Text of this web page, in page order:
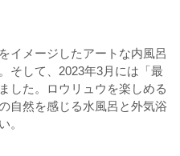
イメージしたアートな内風呂
そして、2023年3月には「最
した。ロウリュウを楽しめる
自然を感じる水風呂と外気浴
。